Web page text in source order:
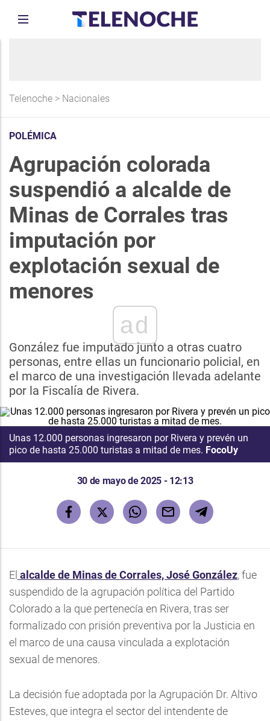
Telenoche > Nacionales
POLÉMICA
Agrupación colorada
suspendió a alcalde de
Minas de Corrales tras
imputación por
explotación sexual de
menores
ad
González fue imputado junto a otras cuatro
personas, entre ellas un funcionario policial, en
el marco de una investigación llevada adelante
por la Fiscalía de Rivera.
Unas 12.000 personas ingresaron por Rivera y prevén un
pico de hasta 25.000 turistas a mitad de mes. FocoUy
30 de mayo de 2025 - 12:13
El alcalde de Minas de Corrales, José González, fue
suspendido de la agrupación política del Partido
Colorado a la que pertenecía en Rivera, tras ser
formalizado con prisión preventiva por la Justicia en
el marco de una causa vinculada a explotación
sexual de menores.
La decisión fue adoptada por la Agrupación Dr. Altivo
Esteves, que integra el sector del intendente de